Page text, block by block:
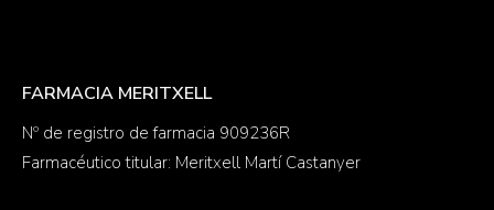
FARMACIA MERITXELL
Nº de registro de farmacia 909236R
Farmacéutico titular: Meritxell Martí Castanyer